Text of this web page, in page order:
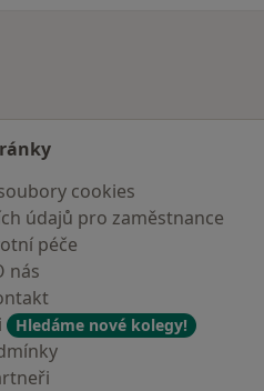
cookies
údajů pro zaměstnance
péče
nás
Hledáme nové kolegy!